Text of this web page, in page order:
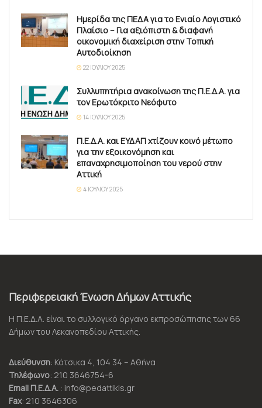
Ημερίδα της ΠΕΔΑ για το Ενιαίο Λογιστικό
Πλαίσιο – Για αξιόπιστη & διαφανή
οικονομική διαχείριση στην Τοπική
Αυτοδιοίκηση
22 ΙΟΥΛΊΟΥ 2025
Συλλυπητήρια ανακοίνωση της Π.Ε.Δ.Α. για
τον Ερωτόκριτο Νεόφυτο
14 ΙΟΥΛΊΟΥ 2025
Π.Ε.Δ.Α. και ΕΥΔΑΠ χτίζουν κοινό μέτωπο
για την εξοικονόμηση και
επαναχρησιμοποίηση του νερού στην
Αττική
4 ΙΟΥΛΊΟΥ 2025
Περιφερειακή Ένωση Δήμων Αττικής
Η Π.Ε.Δ.Α. είναι το συλλογικό όργανο εκπροσώπησης των 66
Δήμων του Λεκανοπεδίου Αττικής.
Διεύθυνση: Κότσικα 4, 104 34 – Αθήνα
Τηλέφωνο: 210 3646754-6
Email Π.Ε.Δ.Α. : info@pedattikis.gr
Fax: 210 3646306